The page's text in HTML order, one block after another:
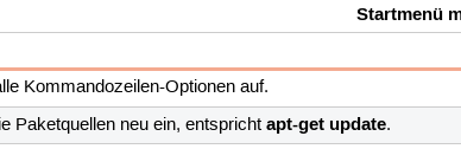
Startmenü
Kommandozeilen-Optionen auf.
Paketquellen neu ein, entsprichtapt-get update.